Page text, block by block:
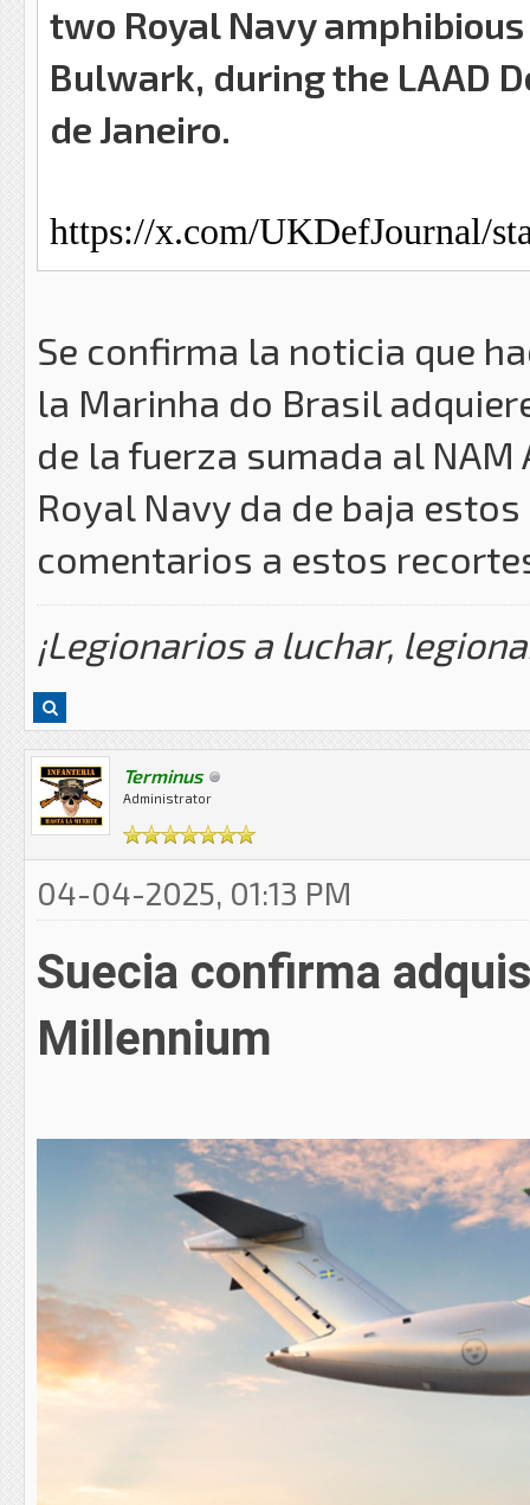
two Royal Navy
Bulwark, during the LAAD
de Janeiro.
https://x.com/UKDefJournal/
Se confirma la noticia que
la Marinha do Brasil
de la fuerza sumada al
Royal Navy da de baja
comentarios a estos
¡Legionarios a luchar,
Terminus
Administrator
04-04-2025, 01:13 PM
Suecia confirma
Millennium